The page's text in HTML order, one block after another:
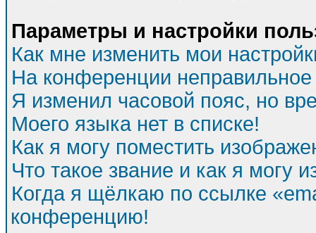
Параметры и настройки
Как мне изменить мои
На конференции
Я изменил часовой пояс, но
Моего языка нет в списке!
Как я могу поместить
Что такое звание и как я могу
Когда я щёлкаю по ссылке
конференцию!